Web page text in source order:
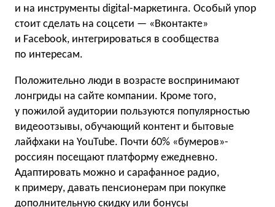
и на инструменты digital-маркетинга. Особый упор
стоит сделать на соцсети — «Вконтакте»
и Facebook, интегрироваться в сообщества
по интересам.
Положительно люди в возрасте воспринимают
лонгриды на сайте компании. Кроме того,
у пожилой аудитории пользуются популярностью
видеоотзывы, обучающий контент и бытовые
лайфхаки на YouTube. Почти 60% «бумеров»-
россиян посещают платформу ежедневно.
Адаптировать можно и сарафанное радио,
к примеру, давать пенсионерам при покупке
дополнительную скидку или бонусы